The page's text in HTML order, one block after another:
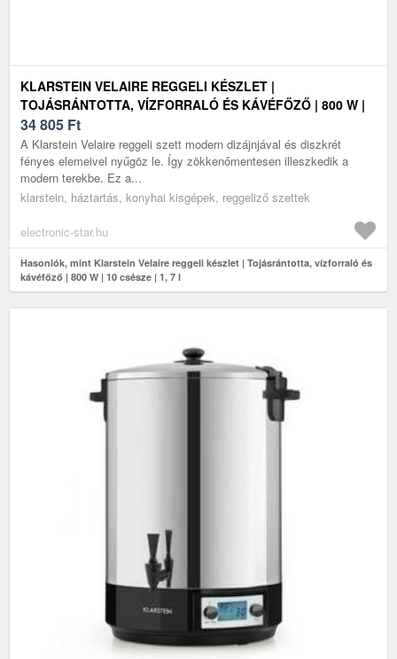
KLARSTEIN VELAIRE REGGELI KÉSZLET |
TOJÁSRÁNTOTTA, VÍZFORRALÓ ÉS KÁVÉFŐZŐ | 800 W |
10 CSÉSZE | 1, 7 L
34 805 Ft
A Klarstein Velaire reggeli szett modern dizájnjával és diszkrét
fényes elemeivel nyűgöz le. Így zökkenőmentesen illeszkedik a
modern terekbe. Ez a...
klarstein, háztartás, konyhai kisgépek, reggeliző szettek
electronic-star.hu
Hasonlók, mint Klarstein Velaire reggeli készlet | Tojásrántotta, vízforraló és
kávéfőző | 800 W | 10 csésze | 1, 7 l